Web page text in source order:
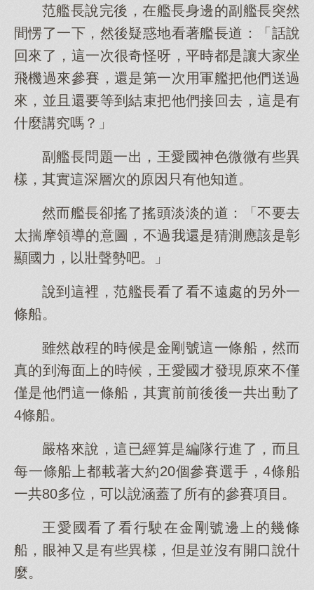
范艦長說完後，在艦長身邊的副艦長突然
間愣了一下，然後疑惑地看著艦長道：「話說
回來了，這一次很奇怪呀，平時都是讓大家坐
飛機過來參賽，還是第一次用軍艦把他們送過
來，並且還要等到結束把他們接回去，這是有
什麼講究嗎？」
副艦長問題一出，王愛國神色微微有些異
樣，其實這深層次的原因只有他知道。
然而艦長卻搖了搖頭淡淡的道：「不要去
太揣摩領導的意圖，不過我還是猜測應該是彰
顯國力，以壯聲勢吧。」
說到這裡，范艦長看了看不遠處的另外一
條船。
雖然啟程的時候是金剛號這一條船，然而
真的到海面上的時候，王愛國才發現原來不僅
僅是他們這一條船，其實前前後後一共出動了
4條船。
嚴格來說，這已經算是編隊行進了，而且
每一條船上都載著大約20個參賽選手，4條船
一共80多位，可以說涵蓋了所有的參賽項目。
王愛國看了看行駛在金剛號邊上的幾條
船，眼神又是有些異樣，但是並沒有開口說什
麼。